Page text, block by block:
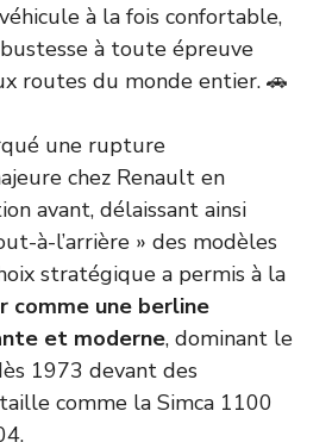
à la fois confortable,
à toute épreuve
routes du monde entier. 🚗
une rupture
chez Renault en
avant, délaissant ainsi
à-l’arrière » des modèles
stratégique a permis à la
comme une berline
et moderne, dominant le
1973 devant des
comme la Simca 1100